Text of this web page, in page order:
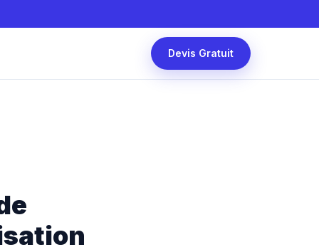
Devis Gratuit